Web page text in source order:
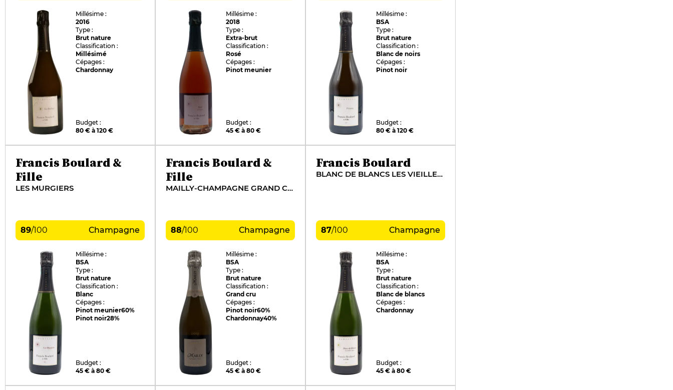
Millésime :
2016
Type :
Brut nature
Classification :
Millésimé
Cépages :
Chardonnay
Budget :
80 € à 120 €
Millésime :
2018
Type :
Extra-brut
Classification :
Rosé
Cépages :
Pinot meunier
Budget :
45 € à 80 €
Millésime :
BSA
Type :
Brut nature
Classification :
Blanc de noirs
Cépages :
Pinot noir
Budget :
80 € à 120 €
Francis Boulard &
Fille
LES MURGIERS
89/100 Champagne
Millésime :
BSA
Type :
Brut nature
Classification :
Blanc
Cépages :
Pinot meunier60%
Pinot noir28%
Budget :
45 € à 80 €
Francis Boulard &
Fille
MAILLY-CHAMPAGNE GRAND CRU
88/100 Champagne
Millésime :
BSA
Type :
Brut nature
Classification :
Grand cru
Cépages :
Pinot noir60%
Chardonnay40%
Budget :
45 € à 80 €
Francis Boulard
BLANC DE BLANCS LES VIEILLES VIGNES
87/100 Champagne
Millésime :
BSA
Type :
Brut nature
Classification :
Blanc de blancs
Cépages :
Chardonnay
Budget :
45 € à 80 €